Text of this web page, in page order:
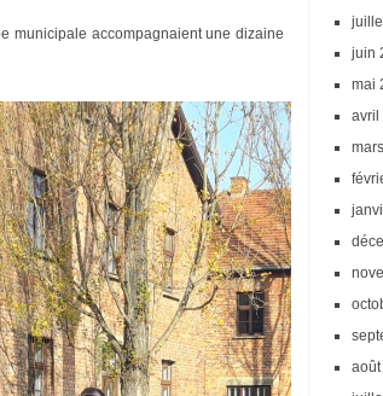
municipale accompagnaient une dizaine
juin
mai
avril